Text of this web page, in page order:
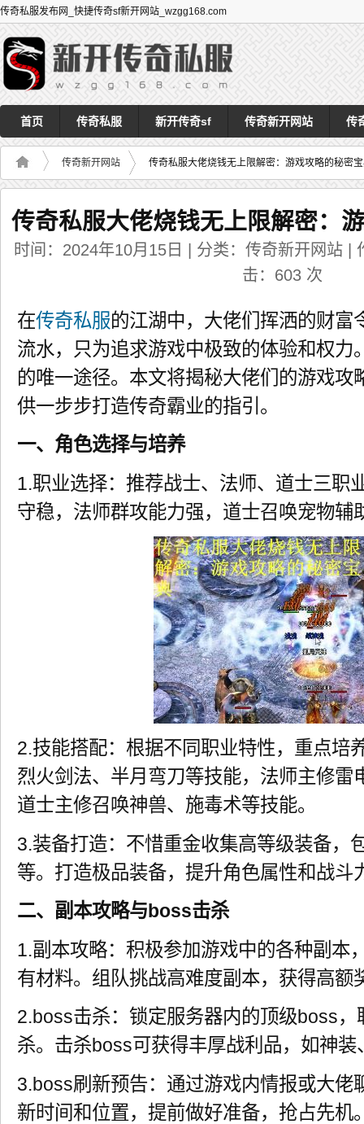
传奇私服发布网_快捷传奇sf新开网站_wzgg168.com
首页 传奇私服 新开传奇sf 传奇新开网站 传
传奇新开网站 传奇私服大佬烧钱无上限解密：游戏攻略的秘密
传奇私服大佬烧钱无上限解密：
时间：2024年10月15日 | 分类：传奇新开网站 |
击： 603 次
在传奇私服的江湖中，大佬们挥洒的财富
流水，只为追求游戏中极致的体验和权力
的唯一途径。本文将揭秘大佬们的游戏攻
供一步步打造传奇霸业的指引。
一、角色选择与培养
1.职业选择：推荐战士、法师、道士三职
守稳，法师群攻能力强，道士召唤宠物辅
2.技能搭配：根据不同职业特性，重点培
烈火剑法、半月弯刀等技能，法师主修雷
道士主修召唤神兽、施毒术等技能。
3.装备打造：不惜重金收集高等级装备，
等。打造极品装备，提升角色属性和战斗
二、副本攻略与boss击杀
1.副本攻略：积极参加游戏中的各种副本
有材料。组队挑战高难度副本，获得高额
2.boss击杀：锁定服务器内的顶级boss，
杀。击杀boss可获得丰厚战利品，如神装
3.boss刷新预告：通过游戏内情报或大佬
新时间和位置，提前做好准备，抢占先机